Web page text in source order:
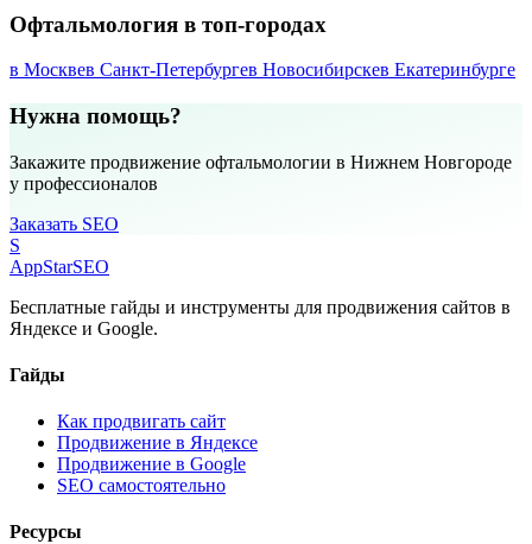
Офтальмология в топ-городах
в Москвев Санкт-Петербургев Новосибирскев Екатеринбурге
Нужна помощь?
Закажите продвижение офтальмологии в Нижнем Новгороде
у профессионалов
Заказать SEO
S
AppStarSEO
Бесплатные гайды и инструменты для продвижения сайтов в
Яндексе и Google.
Гайды
Как продвигать сайт
Продвижение в Яндексе
Продвижение в Google
SEO самостоятельно
Ресурсы